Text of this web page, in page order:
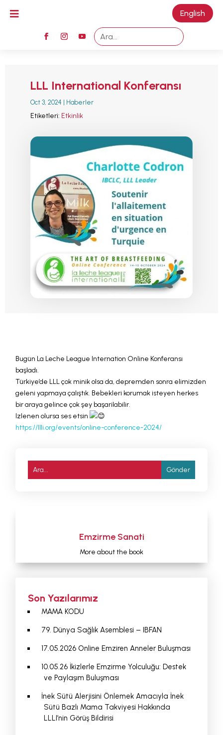
 English
M
LLL International Konferansı
Oct 3, 2024 Haberler
Etiketleri: Etkinlik
Bugün La Leche League Internation Online Konferansı
başladı.
Türkiye’de LLL çok minik olsa da, depremden sonra elimizden
geleni yapmaya çalıştık. Bebekleri korumak isteyen herkes
bir araya gelince çok şey başarilabilir.
Izlenen olursa ses etsin
https://llli.org/events/online-conference-2024/
Emzirme Sanati
More about the book
Son Yazılarımız
MAMA KODU
79. Dünya Sağlık Asemblesi – IBFAN
17.05.2026 Online Emziren Anneler Buluşması
10.05.26 İkizlerle Emzirme Yolculuğu: Destek
ve Paylaşım Buluşması
İnek Sütü Alerjisini Önlemek Amacıyla İnek
Sütü Bazlı Mama Takviyesi Hakkında
LLLI’nin Görüş Bildirisi